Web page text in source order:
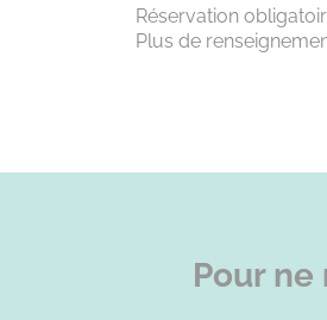
Réservation
Plus de
Pour